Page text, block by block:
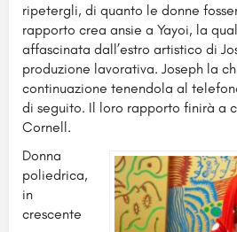
ripetergli, di quanto le donne
rapporto crea ansie a Yayoi, la
affascinata dall’estro artistico di
produzione lavorativa. Joseph la
continuazione tenendola al
di seguito. Il loro rapporto finirà a
Cornell.
Donna
poliedrica,
in
crescente